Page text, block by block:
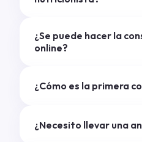
¿Se puede hacer la
online?
¿Cómo es la primera
¿Necesito llevar una